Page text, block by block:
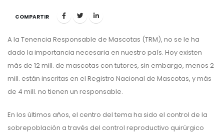
COMPARTIR
A la Tenencia Responsable de Mascotas (TRM), no se le ha
dado la importancia necesaria en nuestro país. Hoy existen
más de 12 mill. de mascotas con tutores, sin embargo, menos 2
mill. están inscritas en el Registro Nacional de Mascotas, y más
de 4 mill. no tienen un responsable.
En los últimos años, el centro del tema ha sido el control de la
sobrepoblación a través del control reproductivo quirúrgico